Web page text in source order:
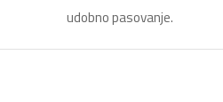
udobno pasovanje.